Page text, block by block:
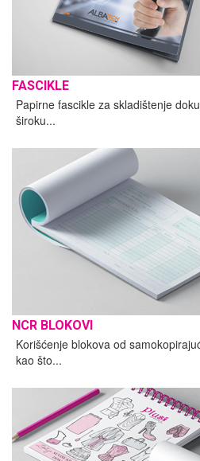
FASCIKLE
Papirne fascikle za skladištenje
široku...
NCR BLOKOVI
Korišćenje blokova od
kao što...